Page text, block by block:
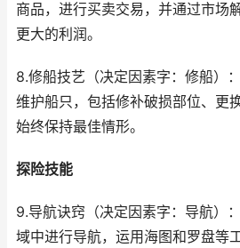
商品，进行买卖交易，并通过市场
更大的利润。
8.修船技艺（决定因素字：修船）
维护船只，包括修补破损部位、更
始终保持最佳情形。
探险技能
9.导航诀窍（决定因素字：导航）
域中进行导航，运用海图和罗盘等